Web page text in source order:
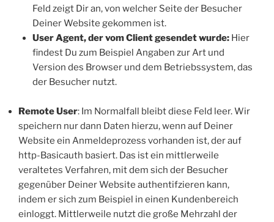
Feld zeigt Dir an, von welcher Seite der Besucher
Deiner Website gekommen ist.
User Agent, der vom Client gesendet wurde:Hier
findest Du zum Beispiel Angaben zur Art und
Version des Browser und dem Betriebssystem, das
der Besucher nutzt.
Remote User: Im Normalfall bleibt diese Feld leer. Wir
speichern nur dann Daten hierzu, wenn auf Deiner
Website ein Anmeldeprozess vorhanden ist, der auf
http-Basicauth basiert. Das ist ein mittlerweile
veraltetes Verfahren, mit dem sich der Besucher
gegenüber Deiner Website authentifzieren kann,
indem er sich zum Beispiel in einen Kundenbereich
einloggt. Mittlerweile nutzt die große Mehrzahl der